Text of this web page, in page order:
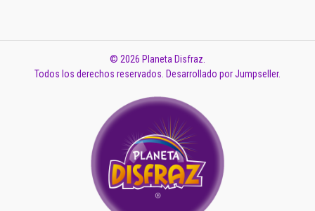
© 2026 Planeta Disfraz.
Todos los derechos reservados. Desarrollado por Jumpseller.